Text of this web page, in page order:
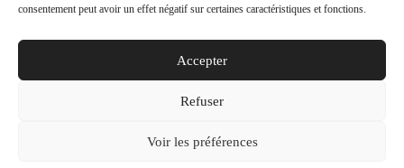
consentement peut avoir un effet négatif sur certaines caractéristiques et fonctions.
Accepter
Refuser
Voir les préférences
thumbnail (150x150)